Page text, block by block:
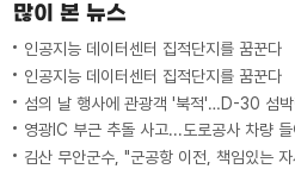
많이 본 뉴스
인공지능 데이터센터 집적단지를 꿈꾼다
인공지능 데이터센터 집적단지를 꿈꾼다
섬의 날 행사에 관광객 '북적'…D-30 섬박
영광IC 부근 추돌 사고...도로공사 차량
김산 무안군수, "군공항 이전, 책임있는